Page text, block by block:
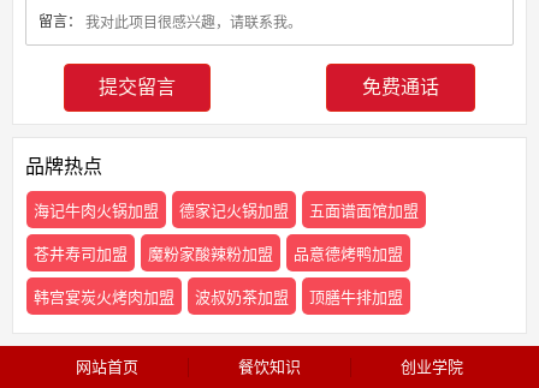
留言：
免费通话
品牌热点
海记牛肉火锅加盟 德家记火锅加盟 五面谱面馆加盟
苍井寿司加盟 魔粉家酸辣粉加盟 品意德烤鸭加盟
韩宫宴炭火烤肉加盟 波叔奶茶加盟 顶膳牛排加盟
网站首页 餐饮知识 创业学院